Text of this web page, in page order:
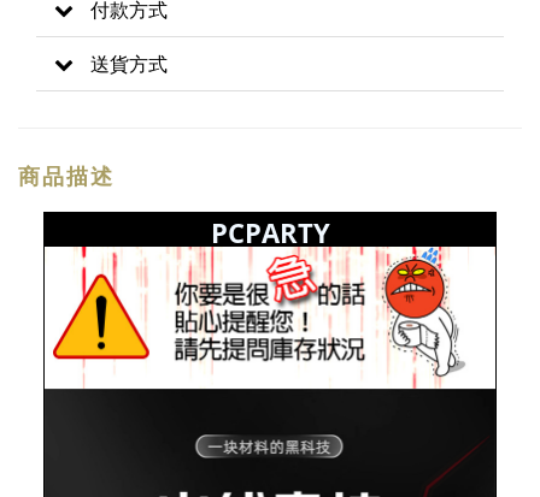
付款方式
送貨方式
商品描述
PCPARTY